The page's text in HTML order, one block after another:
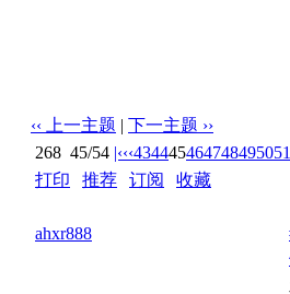
‹‹ 上一主题 | 下一主题 ››
268 45/54 |‹‹‹434445464748495051
打印
推荐 订阅
收藏
ahxr888